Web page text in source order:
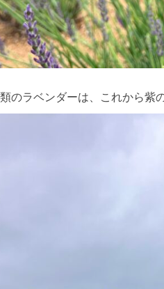
のラベンダーは、これから紫